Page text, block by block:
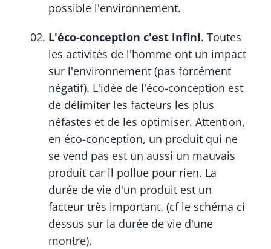
possible l'environnement.
L'éco-conception c'est infini. Toutes
les activités de l'homme ont un impact
sur l'environnement (pas forcément
négatif). L'idée de l'éco-conception est
de délimiter les facteurs les plus
néfastes et de les optimiser. Attention,
en éco-conception, un produit qui ne
se vend pas est un aussi un mauvais
produit car il pollue pour rien. La
durée de vie d'un produit est un
facteur très important. (cf le schéma ci
dessus sur la durée de vie d'une
montre).